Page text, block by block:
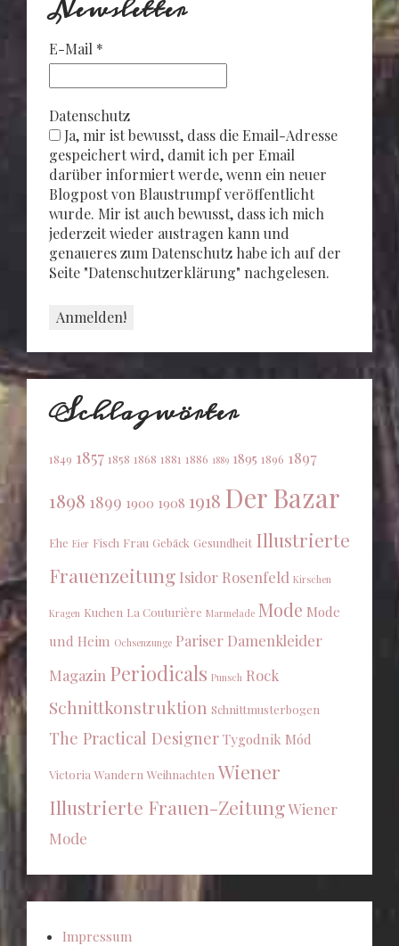
Newsletter
E-Mail *
Datenschutz
Ja, mir ist bewusst, dass die Email-Adresse
gespeichert wird, damit ich per Email
darüber informiert werde, wenn ein neuer
Blogpost von Blaustrumpf veröffentlicht
wurde. Mir ist auch bewusst, dass ich mich
jederzeit wieder austragen kann und
genaueres zum Datenschutz habe ich auf der
Seite "Datenschutzerklärung" nachgelesen.
Schlagwörter
1849 1857 1858 1868 1881 1886 1889 1895 1896 1897
1898 1899 1900 1908 1918 Der Bazar
Ehe Eier Fisch Frau Gebäck Gesundheit Illustrierte
Frauenzeitung Isidor Rosenfeld Kirschen
Kragen Kuchen La Couturière Marmelade Mode Mode
und Heim Ochsenzunge Pariser Damenkleider
Magazin Periodicals Punsch Rock
Schnittkonstruktion Schnittmusterbogen
The Practical Designer Tygodnik Mód
Victoria Wandern Weihnachten Wiener
Illustrierte Frauen-ZeitungWiener
Mode
Impressum